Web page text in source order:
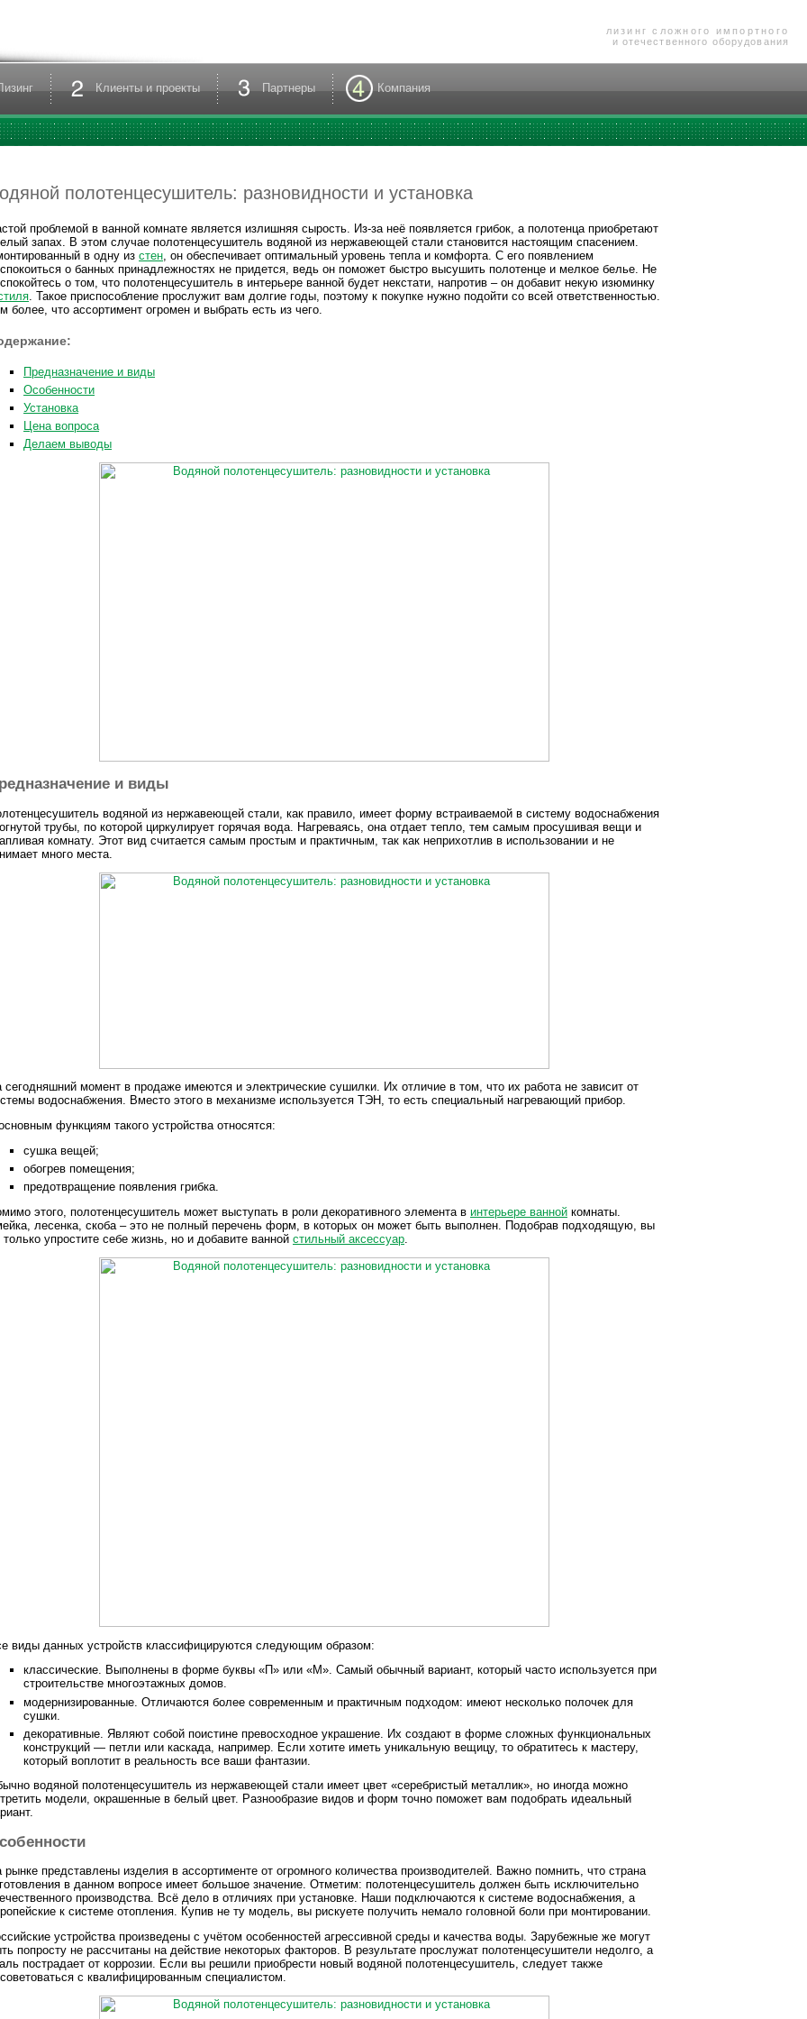
лизинг сложного импортного
и отечественного оборудования
Клиенты и проекты Партнеры Компания
полотенцесушитель: разновидности и установка
проблемой в ванной комнате является излишняя сырость. Из-за неё появляется грибок, а полотенца приобретают
запах. В этом случае полотенцесушитель водяной из нержавеющей стали становится настоящим спасением.
в одну из стен, он обеспечивает оптимальный уровень тепла и комфорта. С его появлением
о банных принадлежностях не придется, ведь он поможет быстро высушить полотенце и мелкое белье. Не
о том, что полотенцесушитель в интерьере ванной будет некстати, напротив – он добавит некую изюминку
. Такое приспособление прослужит вам долгие годы, поэтому к покупке нужно подойти со всей ответственностью.
более, что ассортимент огромен и выбрать есть из чего.
Предназначение и виды
Особенности
Установка
Цена вопроса
Делаем выводы
и виды
водяной из нержавеющей стали, как правило, имеет форму встраиваемой в систему водоснабжения
трубы, по которой циркулирует горячая вода. Нагреваясь, она отдает тепло, тем самым просушивая вещи и
комнату. Этот вид считается самым простым и практичным, так как неприхотлив в использовании и не
много места.
сегодняшний момент в продаже имеются и электрические сушилки. Их отличие в том, что их работа не зависит от
водоснабжения. Вместо этого в механизме используется ТЭН, то есть специальный нагревающий прибор.
функциям такого устройства относятся:
сушка вещей;
обогрев помещения;
предотвращение появления грибка.
этого, полотенцесушитель может выступать в роли декоративного элемента в интерьере ванной комнаты.
лесенка, скоба – это не полный перечень форм, в которых он может быть выполнен. Подобрав подходящую, вы
только упростите себе жизнь, но и добавите ванной стильный аксессуар.
виды данных устройств классифицируются следующим образом:
классические. Выполнены в форме буквы «П» или «М». Самый обычный вариант, который часто используется при
строительстве многоэтажных домов.
модернизированные. Отличаются более современным и практичным подходом: имеют несколько полочек для
сушки.
декоративные. Являют собой поистине превосходное украшение. Их создают в форме сложных функциональных
конструкций — петли или каскада, например. Если хотите иметь уникальную вещицу, то обратитесь к мастеру,
который воплотит в реальность все ваши фантазии.
водяной полотенцесушитель из нержавеющей стали имеет цвет «серебристый металлик», но иногда можно
модели, окрашенные в белый цвет. Разнообразие видов и форм точно поможет вам подобрать идеальный
рынке представлены изделия в ассортименте от огромного количества производителей. Важно помнить, что страна
в данном вопросе имеет большое значение. Отметим: полотенцесушитель должен быть исключительно
производства. Всё дело в отличиях при установке. Наши подключаются к системе водоснабжения, а
к системе отопления. Купив не ту модель, вы рискуете получить немало головной боли при монтировании.
устройства произведены с учётом особенностей агрессивной среды и качества воды. Зарубежные же могут
попросту не рассчитаны на действие некоторых факторов. В результате прослужат полотенцесушители недолго, а
пострадает от коррозии. Если вы решили приобрести новый водяной полотенцесушитель, следует также
с квалифицированным специалистом.